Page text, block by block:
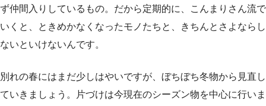
ず仲間入りしているもの。だから定期的に、こんまりさん流で
いくと、ときめかなくなったモノたちと、きちんとさよならし
ないといけないんです。
別れの春にはまだ少しはやいですが、ぼちぼち冬物から見直し
ていきましょう。片づけは今現在のシーズン物を中心に行いま